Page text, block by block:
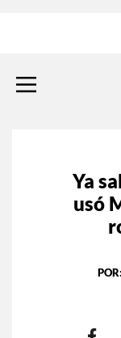
Ya
usó
POR: